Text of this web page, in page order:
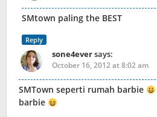
SMtown paling the BEST
Reply
sone4eversays:
October 16, 2012 at 8:02 am
SMTown seperti rumah barbie
barbie